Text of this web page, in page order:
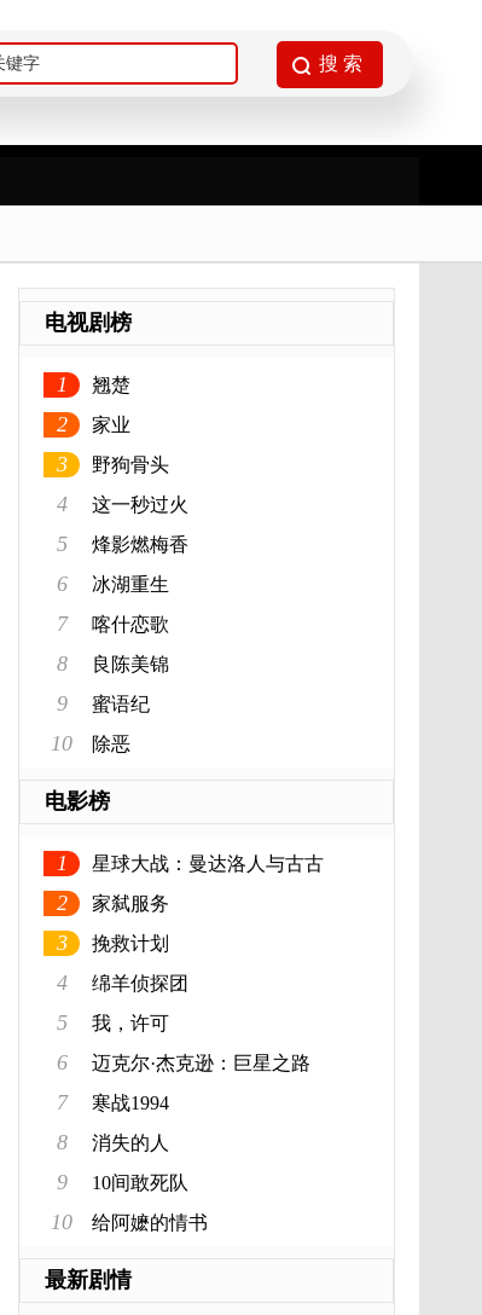
电视剧榜
1 翘楚
2 家业
3 野狗骨头
4 这一秒过火
5 烽影燃梅香
6 冰湖重生
7 喀什恋歌
8 良陈美锦
9 蜜语纪
10 除恶
电影榜
1 星球大战：曼达洛人与古古
2 家弑服务
3 挽救计划
4 绵羊侦探团
5 我，许可
6 迈克尔·杰克逊：巨星之路
7 寒战1994
8 消失的人
9 10间敢死队
10 给阿嬷的情书
最新剧情